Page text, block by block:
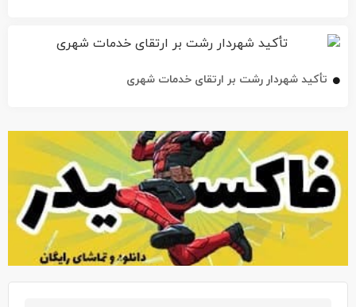
تأکید شهردار رشت بر ارتقای خدمات شهری